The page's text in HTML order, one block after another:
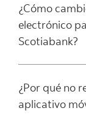
¿Cómo
electrónico
Scotiabank?
¿Por qué no
aplicativo